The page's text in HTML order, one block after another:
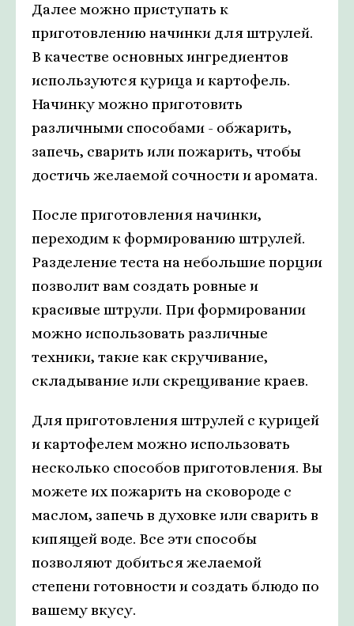
Далее можно приступать к
приготовлению начинки для штрулей.
В качестве основных ингредиентов
используются курица и картофель.
Начинку можно приготовить
различными способами - обжарить,
запечь, сварить или пожарить, чтобы
достичь желаемой сочности и аромата.
После приготовления начинки,
переходим к формированию штрулей.
Разделение теста на небольшие порции
позволит вам создать ровные и
красивые штрули. При формировании
можно использовать различные
техники, такие как скручивание,
складывание или скрещивание краев.
Для приготовления штрулей с курицей
и картофелем можно использовать
несколько способов приготовления. Вы
можете их пожарить на сковороде с
маслом, запечь в духовке или сварить в
кипящей воде. Все эти способы
позволяют добиться желаемой
степени готовности и создать блюдо по
вашему вкусу.